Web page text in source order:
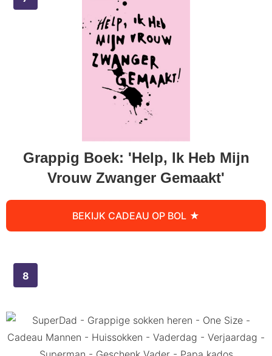
Grappig Boek: 'Help, Ik Heb Mijn
Vrouw Zwanger Gemaakt'
BEKIJK CADEAU OP BOL